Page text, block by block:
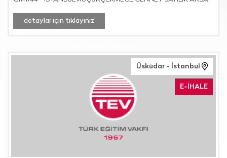
detaylar için tıklayınız
Üsküdar - İstanbul
E-İHALE